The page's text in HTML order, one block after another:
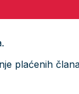
plaćenih